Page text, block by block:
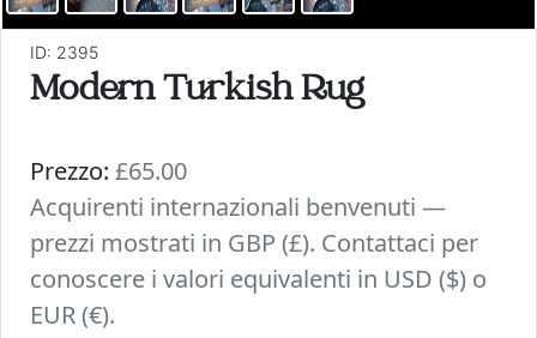
ID: 2395
Modern Turkish Rug
Prezzo: £65.00
Acquirenti internazionali benvenuti —
prezzi mostrati in GBP (£). Contattaci per
conoscere i valori equivalenti in USD ($) o
EUR (€).